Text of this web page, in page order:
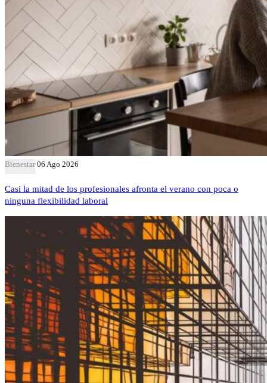
Bienestar 06 Ago 2026
Casi la mitad de los profesionales afronta el verano con poca o
ninguna flexibilidad laboral